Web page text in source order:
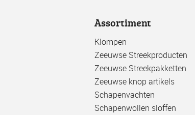
Assortiment
Klompen
Zeeuwse Streekproducten
Zeeuwse Streekpakketten
Zeeuwse knop artikels
Schapenvachten
Schapenwollen sloffen